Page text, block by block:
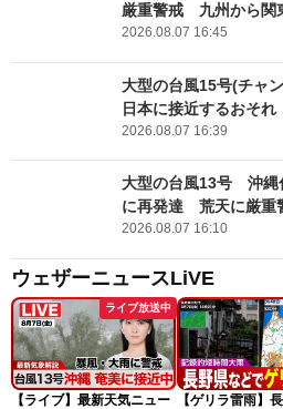
厳重警戒 九州から関
2026.08.07 16:45
大型の台風15号(チャ
日本に接近するおそ
2026.08.07 16:39
大型の台風13号 沖縄
に再発達 荒天に厳重
2026.08.07 16:10
ウェザーニュースLiVE
ライブ放送中
【ライブ】最新天気ニュー
【ゲリラ雷雨】